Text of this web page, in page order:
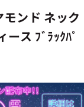
ンド ネック
ス ﾌﾞﾗｯｸﾊﾟ